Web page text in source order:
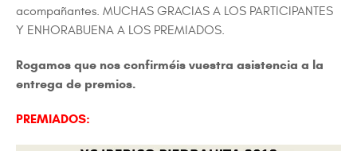
acompañantes. MUCHAS GRACIAS A LOS PARTICIPANTES
Y ENHORABUENA A LOS PREMIADOS.
Rogamos que nos confirméis vuestra asistencia a la
entrega de premios.
PREMIADOS: